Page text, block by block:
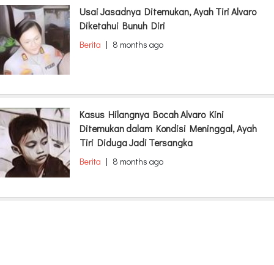
Usai Jasadnya Ditemukan, Ayah Tiri Alvaro
Diketahui Bunuh Diri
Berita | 8 months ago
Kasus Hilangnya Bocah Alvaro Kini
Ditemukan dalam Kondisi Meninggal, Ayah
Tiri Diduga Jadi Tersangka
Berita | 8 months ago